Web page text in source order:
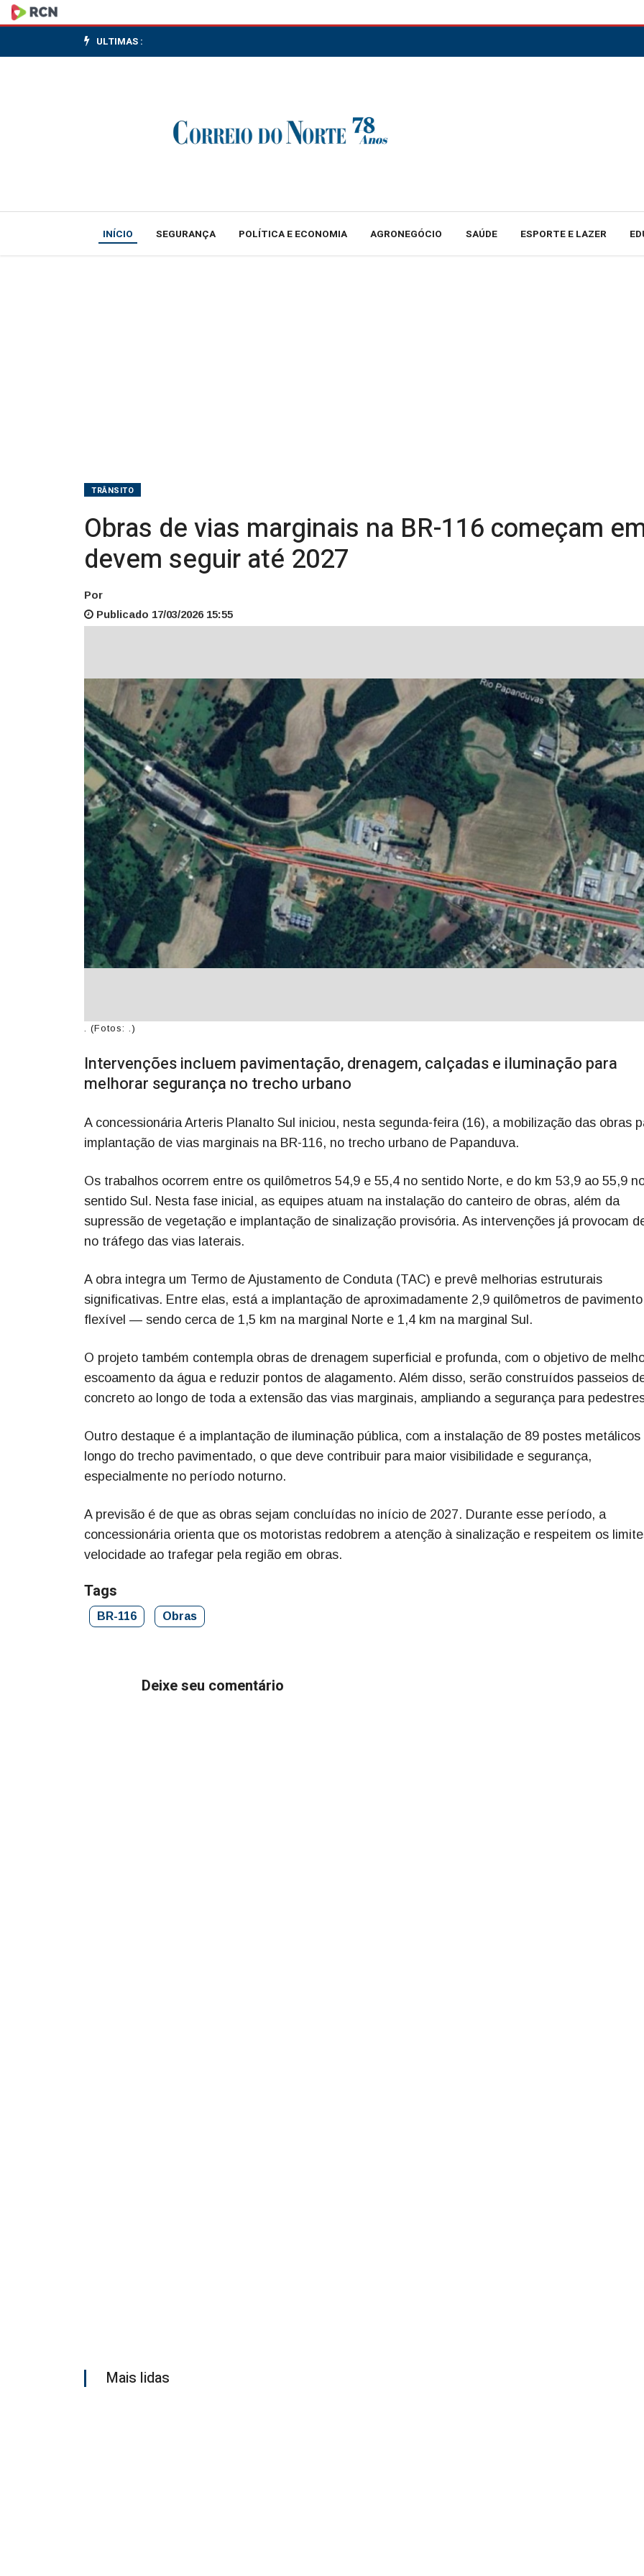
Obras
de
116
começam
ULTIMAS :
INÍCIO SEGURANÇA POLÍTICA E ECONOMIA AGRONEGÓCIO SAÚDE ESPORTE E LAZER
TRÂNSITO
Obras de vias marginais na BR-116 começam
devem seguir até 2027
Por
Publicado 17/03/2026 15:55
. (Fotos: .)
Intervenções incluem pavimentação, drenagem, calçadas e iluminação para
melhorar segurança no trecho urbano
A concessionária Arteris Planalto Sul iniciou, nesta segunda-feira (16), a mobilização das obras
implantação de vias marginais na BR-116, no trecho urbano de Papanduva.
Os trabalhos ocorrem entre os quilômetros 54,9 e 55,4 no sentido Norte, e do km 53,9 ao 55,9
sentido Sul. Nesta fase inicial, as equipes atuam na instalação do canteiro de obras, além da
supressão de vegetação e implantação de sinalização provisória. As intervenções já provocam
no tráfego das vias laterais.
A obra integra um Termo de Ajustamento de Conduta (TAC) e prevê melhorias estruturais
significativas. Entre elas, está a implantação de aproximadamente 2,9 quilômetros de pavimento
flexível — sendo cerca de 1,5 km na marginal Norte e 1,4 km na marginal Sul.
O projeto também contempla obras de drenagem superficial e profunda, com o objetivo de
escoamento da água e reduzir pontos de alagamento. Além disso, serão construídos passeios
concreto ao longo de toda a extensão das vias marginais, ampliando a segurança para
Outro destaque é a implantação de iluminação pública, com a instalação de 89 postes metálicos
longo do trecho pavimentado, o que deve contribuir para maior visibilidade e segurança,
especialmente no período noturno.
A previsão é de que as obras sejam concluídas no início de 2027. Durante esse período, a
concessionária orienta que os motoristas redobrem a atenção à sinalização e respeitem os
velocidade ao trafegar pela região em obras.
Tags
BR-116 Obras
Deixe seu comentário
Mais lidas